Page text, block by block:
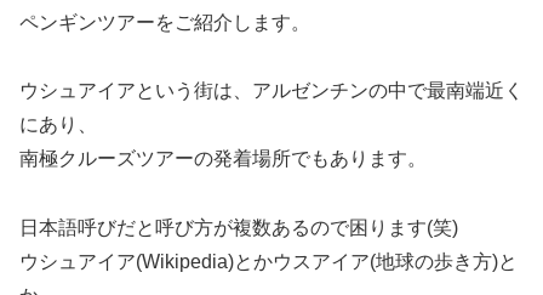
ペンギンツアーをご紹介します。
ウシュアイアという街は、アルゼンチンの中で最南端近く
にあり、
南極クルーズツアーの発着場所でもあります。
日本語呼びだと呼び方が複数あるので困ります(笑)
ウシュアイア(Wikipedia)とかウスアイア(地球の歩き方)と